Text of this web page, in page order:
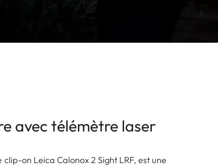
avec télémètre laser
on Leica Calonox 2 Sight LRF, est une